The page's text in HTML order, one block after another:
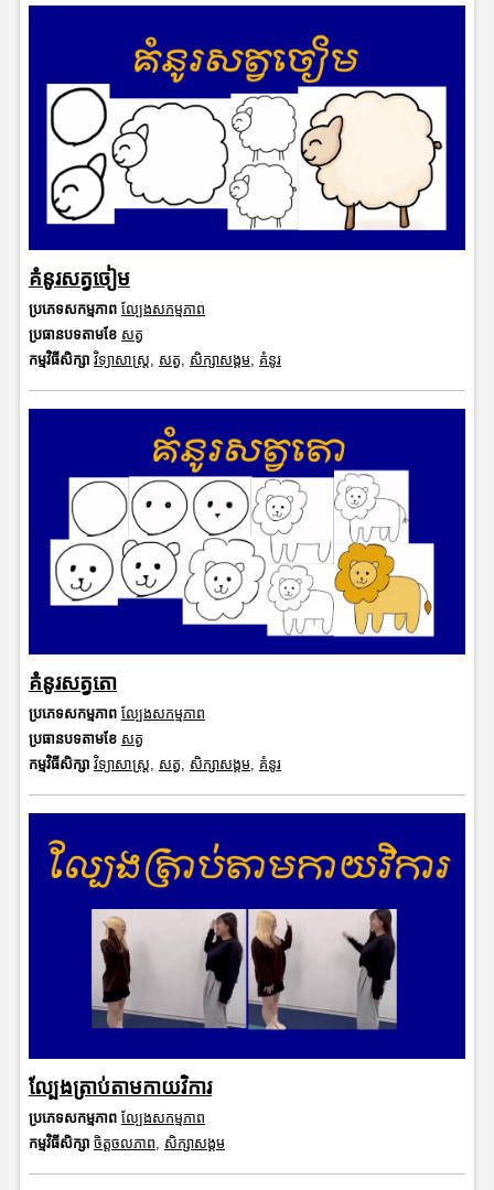
គំនូរសត្វចៀម
ប្រភេទសកម្មភាព ល្បែងសកម្មភាព
ប្រធានបទតាមខែ សត្វ
កម្មវិធីសិក្សា វិទ្យាសាស្រ្ត, សត្វ, សិក្សាសង្គម, គំនូរ
គំនូរសត្វតោ
ប្រភេទសកម្មភាព ល្បែងសកម្មភាព
ប្រធានបទតាមខែ សត្វ
កម្មវិធីសិក្សា វិទ្យាសាស្រ្ត សត្វ សិក្សាសង្គម, គំនូរ
ល្បែងត្រាប់តាមកាយវិការ
ប្រភេទសកម្មភាព ល្បែងសកម្មភាព
កម្មវិធីសិក្សា ចិត្តចលភាព សិក្សាសង្គម